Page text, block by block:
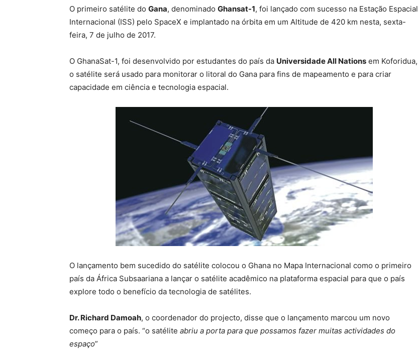
O primeiro satélite do Gana, denominado Ghansat-1, foi lançado com sucesso na Estação Espacial
Internacional (ISS) pelo SpaceX e implantado na órbita em um Altitude de 420 km nesta, sexta-
feira, 7 de julho de 2017.
O GhanaSat-1, foi desenvolvido por estudantes do país da Universidade All Nations em Koforidua,
o satélite será usado para monitorar o litoral do Gana para fins de mapeamento e para criar
capacidade em ciência e tecnologia espacial.
O lançamento bem sucedido do satélite colocou o Ghana no Mapa Internacional como o primeiro
país da África Subsaariana a lançar o satélite acadêmico na plataforma espacial para que o país
explore todo o benefício da tecnologia de satélites.
Dr. Richard Damoah, o coordenador do projecto, disse que o lançamento marcou um novo
começo para o país. “o satélite abriu a porta para que possamos fazer muitas actividades do
espaço”